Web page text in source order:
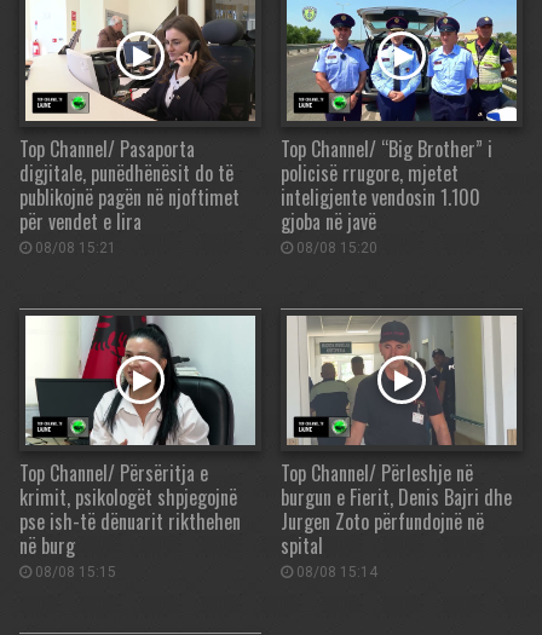
Top Channel/ Pasaporta
digjitale, punëdhënësit do të
publikojnë pagën në njoftimet
për vendet e lira
08/08 15:21
Top Channel/ “Big Brother” i
policisë rrugore, mjetet
inteligjente vendosin 1.100
gjoba në javë
08/08 15:20
Top Channel/ Përsëritja e
krimit, psikologët shpjegojnë
pse ish-të dënuarit rikthehen
në burg
08/08 15:15
Top Channel/ Përleshje në
burgun e Fierit, Denis Bajri dhe
Jurgen Zoto përfundojnë në
spital
08/08 15:14